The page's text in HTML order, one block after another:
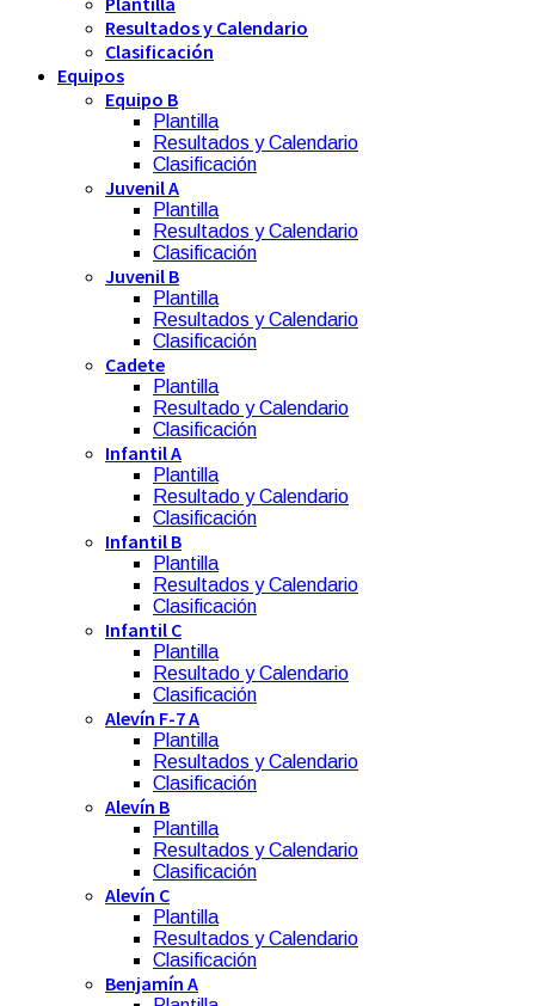
Resultados y Calendario
Clasificación
Equipos
Equipo B
Plantilla
Resultados y Calendario
Clasificación
Juvenil A
Plantilla
Resultados y Calendario
Clasificación
Juvenil B
Plantilla
Resultados y Calendario
Clasificación
Cadete
Plantilla
Resultado y Calendario
Clasificación
Infantil A
Plantilla
Resultado y Calendario
Clasificación
Infantil B
Plantilla
Resultados y Calendario
Clasificación
Infantil C
Plantilla
Resultado y Calendario
Clasificación
Alevín F-7 A
Plantilla
Resultados y Calendario
Clasificación
Alevín B
Plantilla
Resultados y Calendario
Clasificación
Alevín C
Plantilla
Resultados y Calendario
Clasificación
Benjamín A